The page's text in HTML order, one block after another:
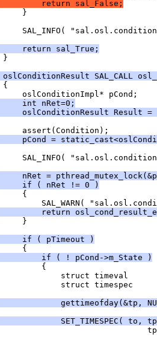
return sal_False;
return sal_True;
}
oslConditionResult SAL_CALL
int nRet=0;
oslConditionResult Result =
pCond =
nRet =
if ( nRet != 0 )
return
if ( pTimeout )
if ( ! pCond->m_State )
gettimeofday(&tp,
SET_TIMESPEC( to,